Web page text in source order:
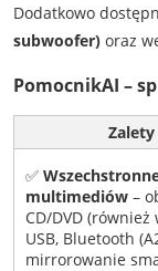
Dodatkowo
subwoofer)oraz
PomocnikAI –
Zalety
✅
multimediów–
CD/DVD (również
USB, Bluetooth
mirrorowanie